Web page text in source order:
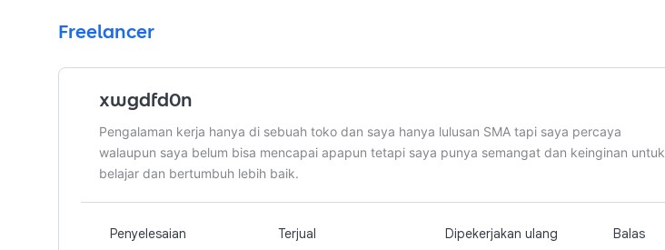
Freelancer
xwgdfd0n
Pengalaman kerja hanya di sebuah toko dan saya hanya lulusan SMA tapi saya percaya
walaupun saya belum bisa mencapai apapun tetapi saya punya semangat dan keinginan untuk
belajar dan bertumbuh lebih baik.
Penyelesaian Terjual Dipekerjakan ulang Balas